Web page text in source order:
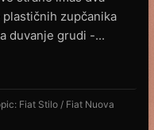
zupčanika
duvanje grudi -...
Fiat Stilo / Fiat Nuova